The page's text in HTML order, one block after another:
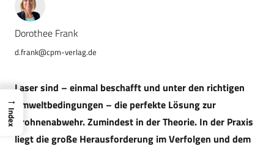
Dorothee Frank
d.frank@cpm-verlag.de
Laser sind – einmal beschafft und unter den richtigen
Umweltbedingungen – die perfekte Lösung zur
Drohnenabwehr. Zumindest in der Theorie. In der Praxis
liegt die große Herausforderung im Verfolgen und dem
→
Index